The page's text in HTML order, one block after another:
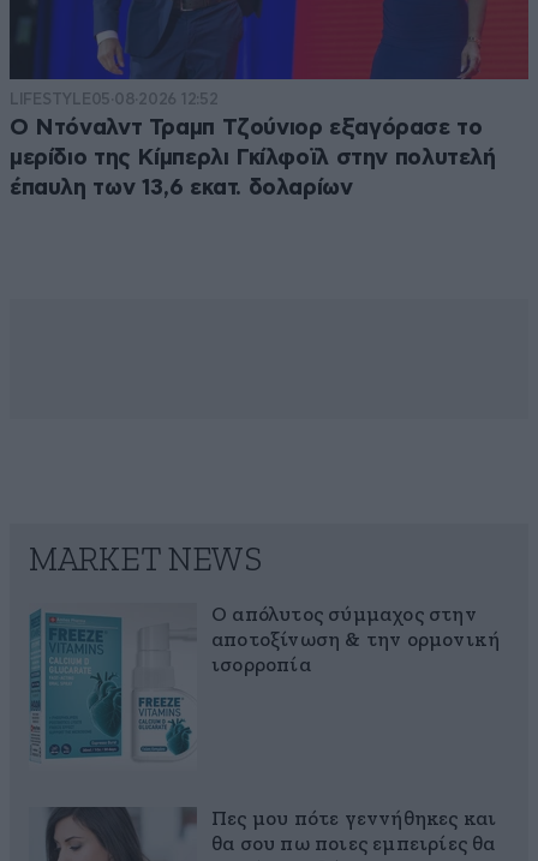
LIFESTYLE05·08·2026 12:52
Ο Ντόναλντ Τραμπ Τζούνιορ εξαγόρασε το
μερίδιο της Κίμπερλι Γκίλφοϊλ στην πολυτελή
έπαυλη των 13,6 εκατ. δολαρίων
MARKET NEWS
Ο απόλυτος σύμμαχος στην
αποτοξίνωση & την ορμονική
ισορροπία
Πες μου πότε γεννήθηκες και
θα σου πω ποιες εμπειρίες θα